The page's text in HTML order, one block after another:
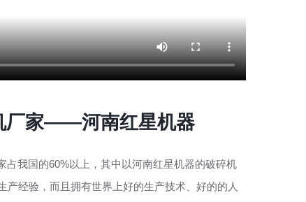
厂家——河南红星机器
我国的60%以上，其中以河南红星机器的破碎机
经验，而且拥有世界上好的生产技术、好的的人